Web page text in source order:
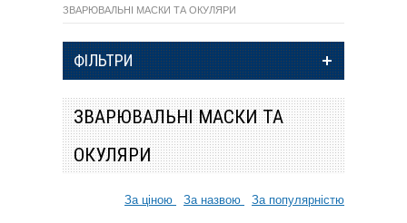
ЗВАРЮВАЛЬНІ МАСКИ ТА ОКУЛЯРИ
ФІЛЬТРИ
ЗВАРЮВАЛЬНІ МАСКИ ТА
ОКУЛЯРИ
За ціною За назвою За популярністю